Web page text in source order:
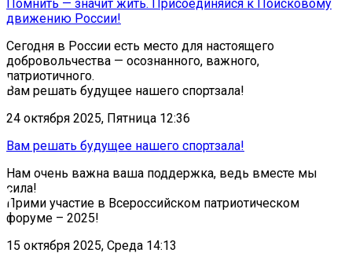
Помнить — значит жить. Присоединяйся к Поисковому
движению России!
Сегодня в России есть место для настоящего
добровольчества — осознанного, важного,
патриотичного.
Вам решать будущее нашего спортзала!
24 октября 2025, Пятница 12:36
Вам решать будущее нашего спортзала!
Нам очень важна ваша поддержка, ведь вместе мы
сила!
Прими участие в Всероссийском патриотическом
форуме – 2025!
15 октября 2025, Среда 14:13